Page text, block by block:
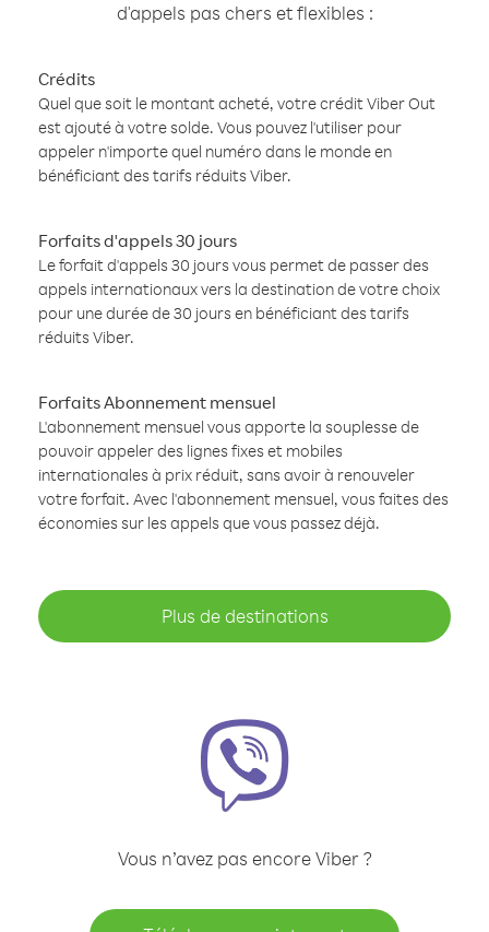
d'appels pas chers et flexibles :
Crédits
Quel que soit le montant acheté, votre crédit Viber Out
est ajouté à votre solde. Vous pouvez l'utiliser pour
appeler n'importe quel numéro dans le monde en
bénéficiant des tarifs réduits Viber.
Forfaits d'appels 30 jours
Le forfait d'appels 30 jours vous permet de passer des
appels internationaux vers la destination de votre choix
pour une durée de 30 jours en bénéficiant des tarifs
réduits Viber.
Forfaits Abonnement mensuel
L'abonnement mensuel vous apporte la souplesse de
pouvoir appeler des lignes fixes et mobiles
internationales à prix réduit, sans avoir à renouveler
votre forfait. Avec l'abonnement mensuel, vous faites des
économies sur les appels que vous passez déjà.
Plus de destinations
Vous n’avez pas encore Viber ?